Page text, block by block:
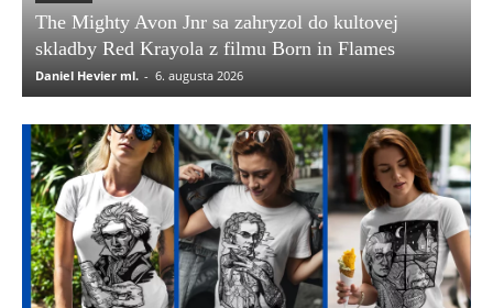
The Mighty Avon Jnr sa zahryzol do kultovej
skladby Red Krayola z filmu Born in Flames
Daniel Hevier ml. - 6. augusta 2026